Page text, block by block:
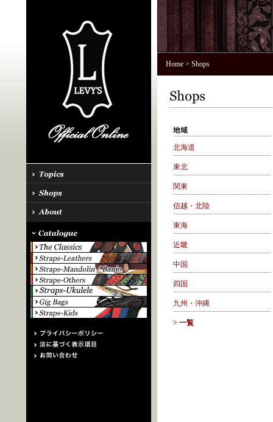
Home> Shops
北海道
東北
関東
信越・北陸
東海
近畿
中国
四国
九州・沖縄
> 一覧